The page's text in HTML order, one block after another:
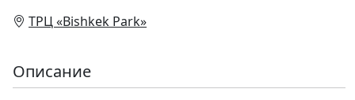
ТРЦ «Bishkek Park»
Описание